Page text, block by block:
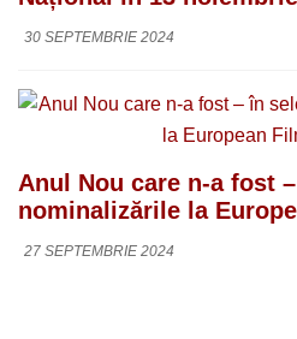
30 SEPTEMBRIE 2024
Anul Nou care n-a fost
nominalizările la
27 SEPTEMBRIE 2024